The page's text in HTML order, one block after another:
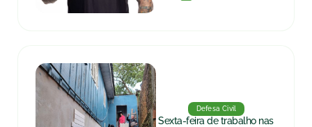
Defesa Civil
Sexta-feira de trabalho nas